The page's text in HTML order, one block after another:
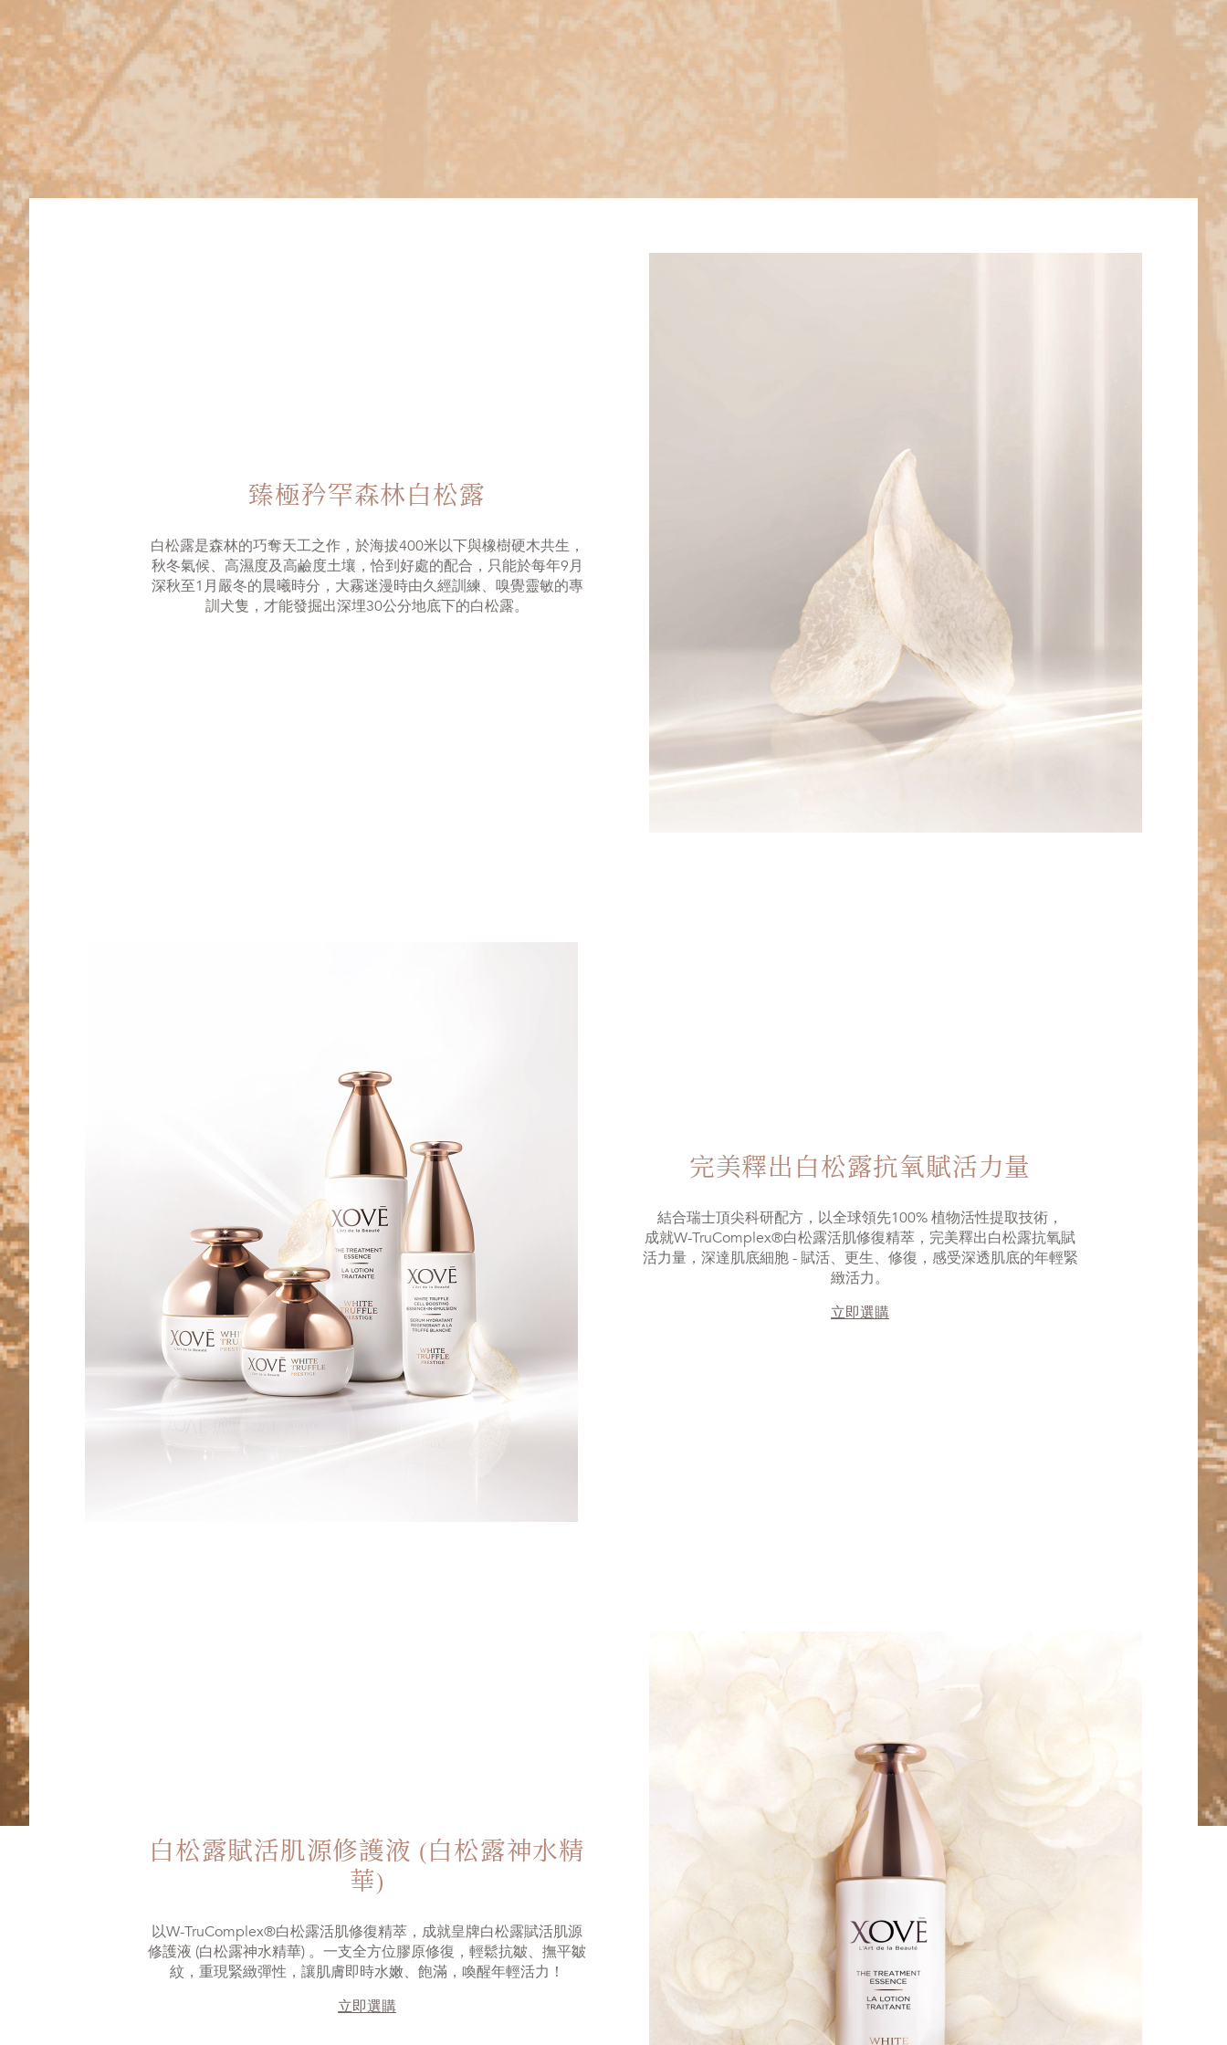
臻極矜罕森林白松露
白松露是森林的巧奪天工之作，於海拔400米以下與橡樹硬木共生，
秋冬氣候、高濕度及高鹼度土壤，恰到好處的配合，只能於每年9月
深秋至1月嚴冬的晨曦時分，大霧迷漫時由久經訓練、嗅覺靈敏的專
訓犬隻，才能發掘出深埋30公分地底下的白松露。
完美釋出白松露抗氧賦活力量
結合瑞士頂尖科研配方，以全球領先100% 植物活性提取技術，
成就W-TruComplex®白松露活肌修復精萃，完美釋出白松露抗氧賦
活力量，深達肌底細胞 - 賦活、更生、修復，感受深透肌底的年輕緊
緻活力。
立即選購
白松露賦活肌源修護液 (白松露神水精
華)
以W-TruComplex®白松露活肌修復精萃，成就皇牌白松露賦活肌源
修護液 (白松露神水精華) 。一支全方位膠原修復，輕鬆抗皺、撫平皺
紋，重現緊緻彈性，讓肌膚即時水嫩、飽滿，喚醒年輕活力！
立即選購